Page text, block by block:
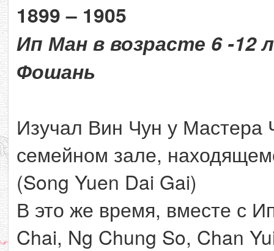
1899 – 1905
Ип Ман в возрасте 6 -12
Фошань
Изучал Вин Чун у Мастера
семейном зале,
(Song Yuen Dai Gai)
В это же время, вместе с
Chai, Ng Chung So, Chan